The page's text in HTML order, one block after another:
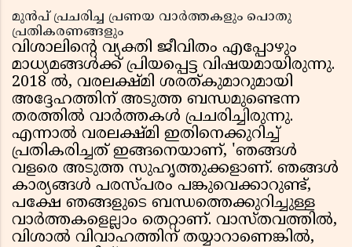
മുൻപ് പ്രചരിച്ച പ്രണയ വാർത്തകളും പൊതു
പ്രതികരണങ്ങളും
വിശാലിൻ്റെ വ്യക്തി ജീവിതം എപ്പോഴും
മാധ്യമങ്ങൾക്ക് പ്രിയപ്പെട്ട വിഷയമായിരുന്നു.
2018 ൽ, വരലക്ഷ്മി ശരത്കുമാറുമായി
അദ്ദേഹത്തിന് അടുത്ത ബന്ധമുണ്ടെന്ന
തരത്തിൽ വാർത്തകൾ പ്രചരിച്ചിരുന്നു.
എന്നാൽ വരലക്ഷ്മി ഇതിനെക്കുറിച്ച്
പ്രതികരിച്ചത് ഇങ്ങനെയാണ്, 'ഞങ്ങൾ
വളരെ അടുത്ത സുഹൃത്തുക്കളാണ്. ഞങ്ങൾ
കാര്യങ്ങൾ പരസ്പരം പങ്കുവെക്കാറുണ്ട്,
പക്ഷേ ഞങ്ങളുടെ ബന്ധത്തെക്കുറിച്ചുള്ള
വാർത്തകളെല്ലാം തെറ്റാണ്. വാസ്തവത്തിൽ,
വിശാൽ വിവാഹത്തിന് തയ്യാറാണെങ്കിൽ,